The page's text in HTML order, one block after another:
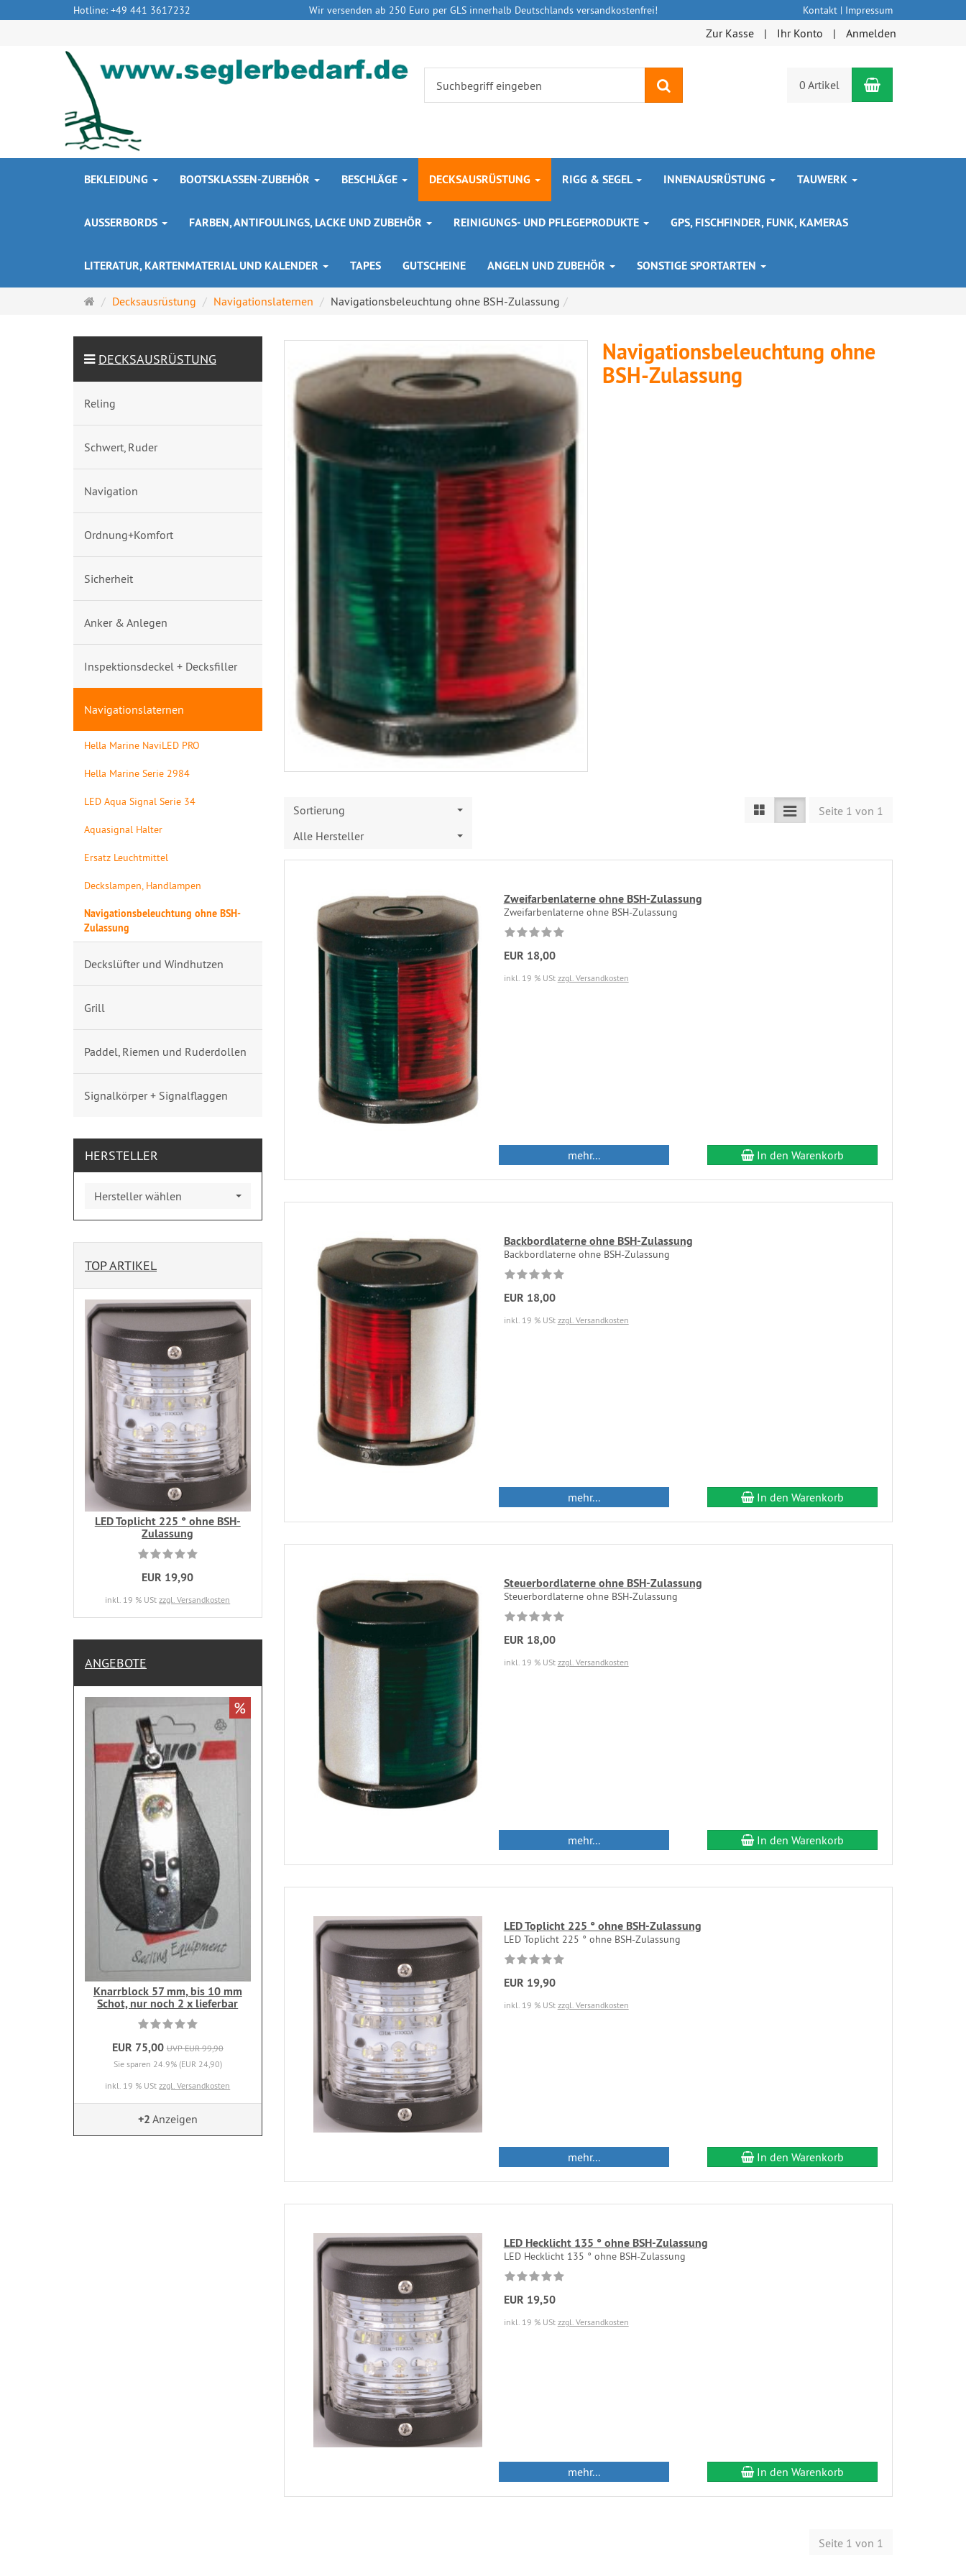
Hotline: +49 441 3617232 Wir versenden ab 250 Euro per GLS innerhalb Deutschlands versandkostenfrei! Kontakt | Impressum
Zur Kasse Ihr Konto Anmelden
0 Artikel Warenkorb
BEKLEIDUNG BOOTSKLASSEN-ZUBEHÖR BESCHLÄGE DECKSAUSRÜSTUNG RIGG & SEGEL INNENAUSRÜSTUNG TAUWERK
AUSSERBORDS FARBEN, ANTIFOULINGS, LACKE UND ZUBEHÖR REINIGUNGS- UND PFLEGEPRODUKTE GPS, FISCHFINDER, FUNK, KAMERAS
LITERATUR, KARTENMATERIAL UND KALENDER TAPES GUTSCHEINE ANGELN UND ZUBEHÖR SONSTIGE SPORTARTEN
Startseite
Decksausrüstung Navigationslaternen Navigationsbeleuchtung ohne BSH-Zulassung
Navigationsbeleuchtung ohne
BSH-Zulassung
Sortierung
Alle Hersteller
Seite 1 von 1
Zweifarbenlaterne ohne BSH-Zulassung
Zweifarbenlaterne ohne BSH-Zulassung
EUR 18,00
inkl. 19 % USt zzgl. Versandkosten
mehr... In den Warenkorb
Backbordlaterne ohne BSH-Zulassung
Backbordlaterne ohne BSH-Zulassung
EUR 18,00
inkl. 19 % USt zzgl. Versandkosten
mehr... In den Warenkorb
Steuerbordlaterne ohne BSH-Zulassung
Steuerbordlaterne ohne BSH-Zulassung
EUR 18,00
inkl. 19 % USt zzgl. Versandkosten
mehr... In den Warenkorb
LED Toplicht 225 ° ohne BSH-Zulassung
LED Toplicht 225 ° ohne BSH-Zulassung
EUR 19,90
inkl. 19 % USt zzgl. Versandkosten
mehr... In den Warenkorb
LED Hecklicht 135 ° ohne BSH-Zulassung
LED Hecklicht 135 ° ohne BSH-Zulassung
EUR 19,50
inkl. 19 % USt zzgl. Versandkosten
mehr... In den Warenkorb
Seite 1 von 1
DECKSAUSRÜSTUNG
Reling
Schwert, Ruder
Navigation
Ordnung+Komfort
Sicherheit
Anker & Anlegen
Inspektionsdeckel + Decksfiller
Navigationslaternen
Hella Marine NaviLED PRO
Hella Marine Serie 2984
LED Aqua Signal Serie 34
Aquasignal Halter
Ersatz Leuchtmittel
Deckslampen, Handlampen
Navigationsbeleuchtung ohne BSH-
Zulassung
Deckslüfter und Windhutzen
Grill
Paddel, Riemen und Ruderdollen
Signalkörper + Signalflaggen
HERSTELLER
Hersteller wählen
TOP ARTIKEL
LED Toplicht 225 ° ohne BSH-
Zulassung
EUR 19,90
inkl. 19 % UStzzgl. Versandkosten
ANGEBOTE
Knarrblock 57 mm, bis 10 mm
Schot, nur noch 2 x lieferbar
EUR 75,00 UVP EUR 99,90
Sie sparen 24.9% (EUR 24,90)
inkl. 19 % UStzzgl. Versandkosten
%
+2 Anzeigen